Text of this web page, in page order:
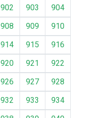
902 903
904
908 909
910
914 915
916
920 921
922
926 927
928
932 933
934